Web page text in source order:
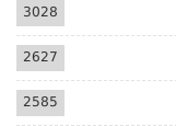
3028
2627
2585